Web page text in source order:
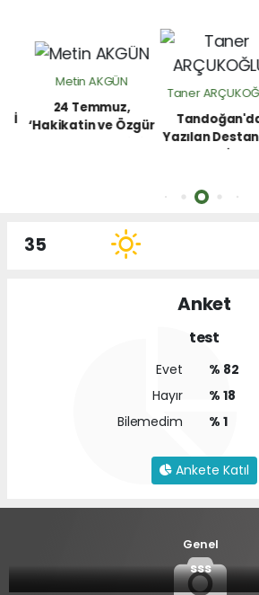
Metin AKGÜN
24 Temmuz,
‘Hakikatin ve Özgür
Taner ARÇUKOĞLU
Tandoğan'da
Yazılan Destan ve
Son Kale İradesi
Mitingi
35
Anket
test
Evet
% 82
Hayır
% 18
Bilemedim
% 1
Ankete Katıl
Genel
sss